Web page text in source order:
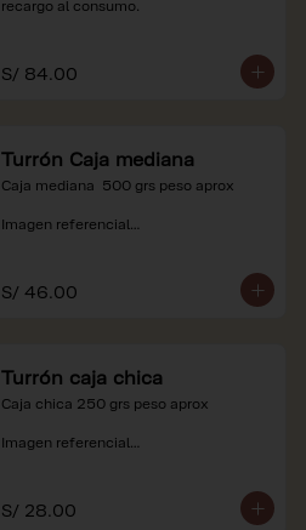
recargo al consumo.
S/ 84.00
Turrón Caja mediana
Caja mediana  500 grs peso aprox
Imagen referencial
soles e incluyen impuestos de ley y
recargo al consumo.
S/ 46.00
Turrón caja chica
Caja chica 250 grs peso aprox
Imagen referencial
soles e incluyen impuestos de ley y
recargo al consumo.
S/ 28.00